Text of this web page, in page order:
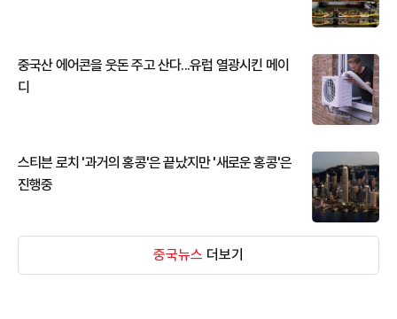
중국산 에어콘을 웃돈 주고 산다...유럽 열광시킨 메이
디
스티븐 로치 '과거의 홍콩'은 끝났지만 '새로운 홍콩'은
진행중
중국뉴스 더보기